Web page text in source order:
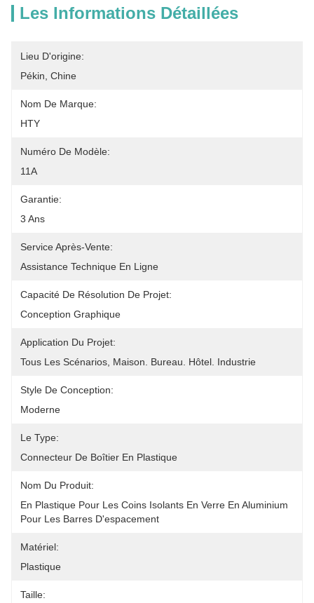
Les Informations Détaillées
Lieu D'origine:
Pékin, Chine
Nom De Marque:
HTY
Numéro De Modèle:
11A
Garantie:
3 Ans
Service Après-Vente:
Assistance Technique En Ligne
Capacité De Résolution De Projet:
Conception Graphique
Application Du Projet:
Tous Les Scénarios, Maison. Bureau. Hôtel. Industrie
Style De Conception:
Moderne
Le Type:
Connecteur De Boîtier En Plastique
Nom Du Produit:
En Plastique Pour Les Coins Isolants En Verre En Aluminium
Pour Les Barres D'espacement
Matériel:
Plastique
Taille: